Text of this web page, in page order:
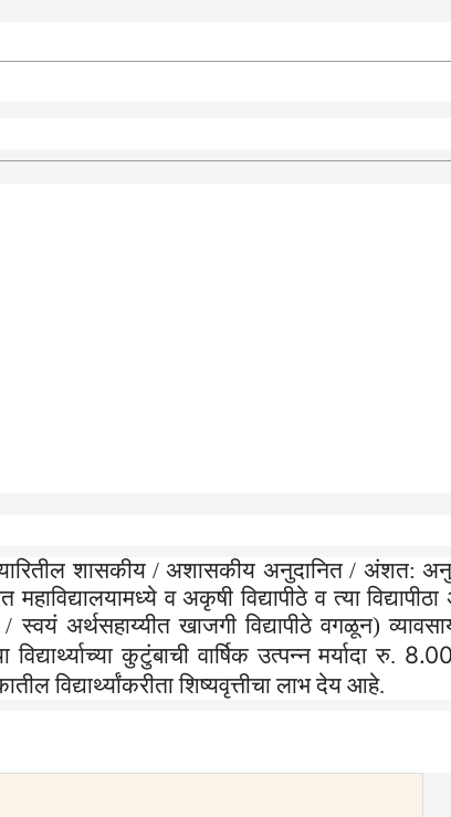
शासकीय / अशासकीय अनुदानित / अंशत:
व अकृषी विद्यापीठे व त्या विद्यापीठा
अर्थसहाय्यीत खाजगी विद्यापीठे वगळून)
कुटुंबाची वार्षिक उत्पन्न मर्यादा रु.
विद्यार्थ्यांकरीता शिष्यवृत्तीचा लाभ देय आहे.